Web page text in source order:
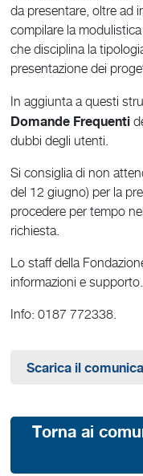
da presentare, oltre ad
compilare la
che disciplina la
presentazione dei
In aggiunta a questi
Domande Frequenti
dubbi degli utenti.
Si consiglia di non
del 12 giugno) per la
procedere per tempo
richiesta.
Lo staff della
informazioni e supporto.
Info: 0187 772338.
Scarica il
Torna ai